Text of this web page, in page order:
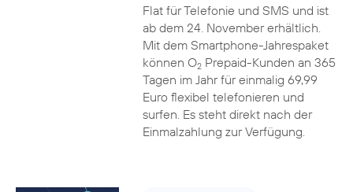
Flat für Telefonie und SMS und ist
ab dem 24. November erhältlich.
Mit dem Smartphone-Jahrespaket
können O2Prepaid-Kunden an 365
Tagen im Jahr für einmalig 69,99
Euro flexibel telefonieren und
surfen. Es steht direkt nach der
Einmalzahlung zur Verfügung.